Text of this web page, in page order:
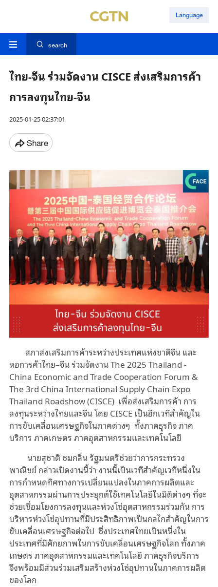
Language
search
ไทย-จีน ร่วมจัดงาน CISCE ส่งเสริมการค้า
การลงทุนไทย-จีน
2025-01-25 02:37:01
Share
สภาส่งเสริมการค้าระหว่างประเทศแห่งชาติจีน และ
หอการค้าไทย–จีน ร่วมจัดงานThe 2025 Thailand -
China Economic and Trade Cooperation Forum &
The 3rd China International Supply Chain Expo
Thailand Roadshow (CISCE) เพื่อส่งเสริมการค้า การ
ลงทุนระหว่างไทยและจีน โดย CISCEเป็นอีกเวทีสำคัญใน
การขับเคลื่อนเศรษฐกิจในภาคต่างๆ ทั้งภาคธุรกิจ ภาค
บริการ ภาคเกษตร ภาคอุตสาหกรรมและเทคโนโลยี
นายสุชาติ ชมกลิ่น รัฐมนตรีช่วยว่าการกระทรวง
พาณิชย์ กล่าวเปิดงานนี้ว่า งานนี้เป็นเวทีสำคัญเวทีหนึ่งใน
การกำหนดทิศทางการเปลี่ยนแปลงในภาคการผลิตและ
อุตสาหกรรมผ่านการประยุกต์ใช้เทคโนโลยีในมิติต่างๆ ที่จะ
ช่วยเชื่อมโยงการลงทุนและห่วงโซ่อุตสาหกรรมร่วมกัน การ
บริหารห่วงโซ่อุปทานที่มีประสิทธิภาพเป็นกลไกสำคัญในการ
ขับเคลื่อนเศรษฐกิจต่อไป ซึ่งประเทศไทยเป็นหนึ่งใน
ประเทศที่มีศักยภาพในการขับเคลื่อนเศรษฐกิจโลก ทั้งภาค
เกษตร ภาคอุตสาหกรรมและเทคโนโลยี ภาคธุรกิจบริการ
จึงพร้อมมีส่วนร่วมเสริมสร้างห่วงโซ่อุปทานในภาคการผลิต
ของโลก